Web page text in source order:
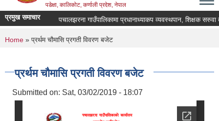
पडेक्षा, कालिकोट, कर्णाली प्रदेश, नेपाल
प्रमुख समाचार पचालझरना गाउँपालिकामा प्रधानाध्याकप व्यवस्थपान, शिक्षक सरुवा
You are here
Home » प्रर्थम चौमासि प्रगती विवरण बजेट
प्रर्थम चौमासि प्रगती विवरण बजेट
Submitted on: Sat, 03/02/2019 - 18:07